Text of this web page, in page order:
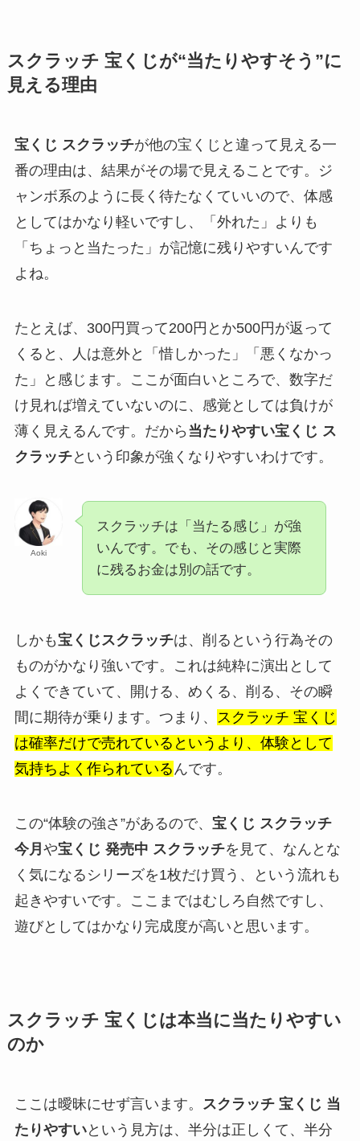
スクラッチ 宝くじが“当たりやすそう”に
見える理由
宝くじ スクラッチが他の宝くじと違って見える一
番の理由は、結果がその場で見えることです。ジ
ャンボ系のように長く待たなくていいので、体感
としてはかなり軽いですし、「外れた」よりも
「ちょっと当たった」が記憶に残りやすいんです
よね。
たとえば、300円買って200円とか500円が返って
くると、人は意外と「惜しかった」「悪くなかっ
た」と感じます。ここが面白いところで、数字だ
け見れば増えていないのに、感覚としては負けが
薄く見えるんです。だから 当たりやすい宝くじ ス
クラッチという印象が強くなりやすいわけです。
Aoki
スクラッチは「当たる感じ」が強
いんです。でも、その感じと実際
に残るお金は別の話です。
しかも宝くじスクラッチは、削るという行為その
ものがかなり強いです。これは純粋に演出として
よくできていて、開ける、めくる、削る、その瞬
間に期待が乗ります。つまり、 スクラッチ 宝くじ
は確率だけで売れているというより、体験として
気持ちよく作られている んです。
この“体験の強さ”があるので、 宝くじ スクラッチ
今月 や宝くじ 発売中 スクラッチを見て、なんとな
く気になるシリーズを1枚だけ買う、という流れも
起きやすいです。ここまではむしろ自然ですし、
遊びとしてはかなり完成度が高いと思います。
スクラッチ 宝くじは本当に当たりやすい
のか
ここは曖昧にせず言います。 スクラッチ 宝くじ 当
たりやすいという見方は、半分は正しくて、半分